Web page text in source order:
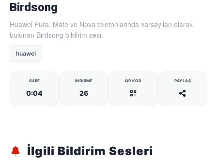
Birdsong
Huawei Pura, Mate ve Nova telefonlarında varsayılan olarak
bulunan Birdsong bildirim sesi.
huawei
SÜRE
0:04
İNDIRME
26
QR KOD PAYLAŞ
İlgili Bildirim Sesleri